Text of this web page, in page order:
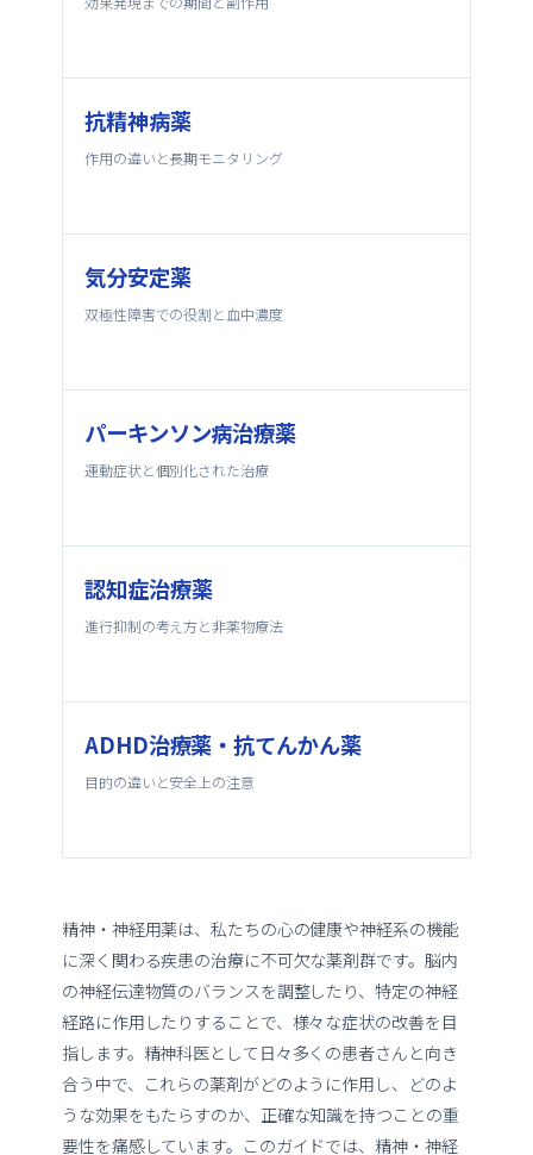
抗精神病薬
作用の違いと長期モニタリング
気分安定薬
双極性障害での役割と血中濃度
パーキンソン病治療薬
運動症状と個別化された治療
認知症治療薬
進行抑制の考え方と非薬物療法
ADHD治療薬・抗てんかん薬
目的の違いと安全上の注意
精神・神経用薬は、私たちの心の健康や神経系の機能
に深く関わる疾患の治療に不可欠な薬剤群です。脳内
の神経伝達物質のバランスを調整したり、特定の神経
経路に作用したりすることで、様々な症状の改善を目
指します。精神科医として日々多くの患者さんと向き
合う中で、これらの薬剤がどのように作用し、どのよ
うな効果をもたらすのか、正確な知識を持つことの重
要性を痛感しています。このガイドでは、精神・神経